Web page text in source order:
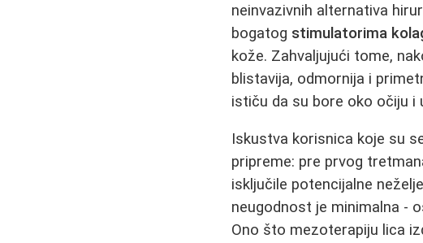
neinvazivnih alternativa
bogatog stimulatorima
kože. Zahvaljujući tome,
blistavija, odmornija i
ističu da su bore oko očiju i
Iskustva korisnica koje su
pripreme: pre prvog
isključile potencijalne
neugodnost je minimalna -
Ono što mezoterapiju lica